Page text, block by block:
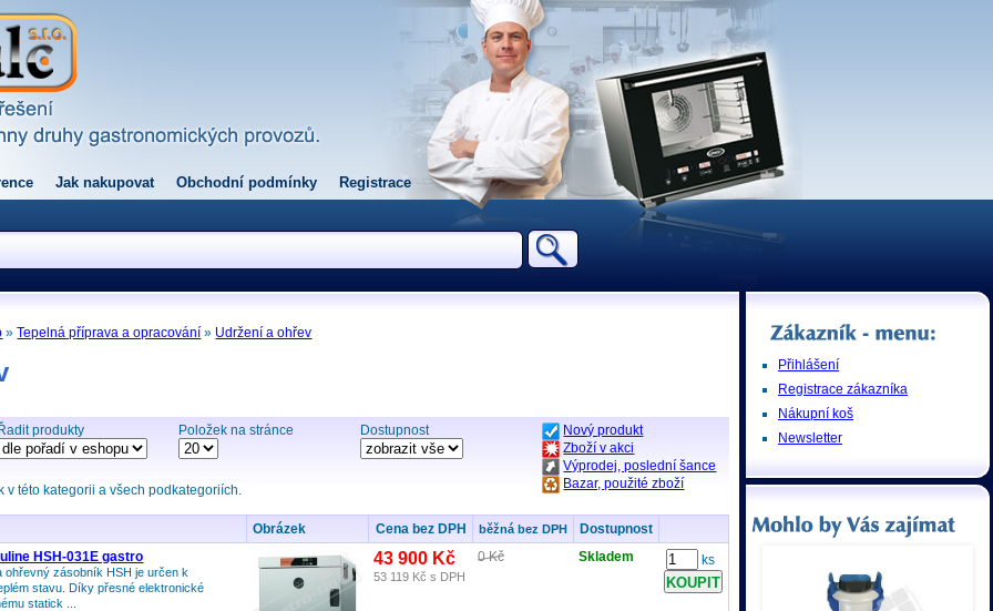
Jak nakupovat Obchodní podmínky Registrace
»Tepelná příprava a opracování » Udržení a ohřev
Řadit produkty Položek na stránce Dostupnost
Nový produkt
Zboží v akci
Výprodej, poslední šance
Bazar, použité zboží
v této kategorii a všech podkategoriích.
Obrázek Cena bez DPH běžná bez DPH
Dostupnost
HSH-031E gastro
ohřevný zásobník HSH je určen k
stavu. Díky přesné elektronické
statick ...
43 900 Kč
53 119 Kč s DPH
0 Kč Skladem ks
Přihlášení
Registrace zákazníka
Nákupní koš
Newsletter